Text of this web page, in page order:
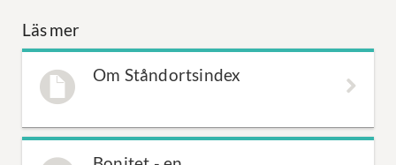
Läs mer
Om Ståndortsindex